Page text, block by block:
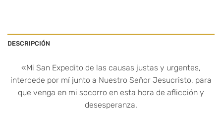
DESCRIPCIÓN
«Mi San Expedito de las causas justas y urgentes,
intercede por mí junto a Nuestro Señor Jesucristo, para
que venga en mi socorro en esta hora de aflicción y
desesperanza.